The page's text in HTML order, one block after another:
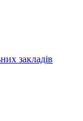
закладів